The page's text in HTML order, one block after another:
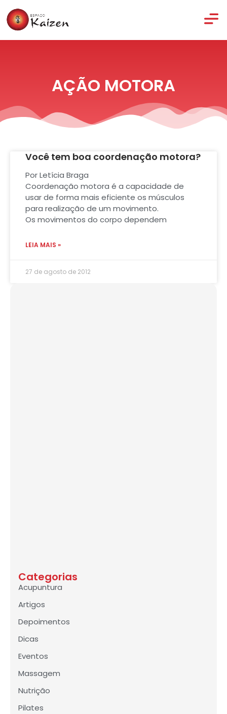
AÇÃO MOTORA
Você tem boa coordenação motora?
Por Letícia Braga
Coordenação motora é a capacidade de
usar de forma mais eficiente os músculos
para realização de um movimento.
Os movimentos do corpo dependem
LEIA MAIS »
27 de agosto de 2012
Categorias
Acupuntura
Artigos
Depoimentos
Dicas
Eventos
Massagem
Nutrição
Pilates